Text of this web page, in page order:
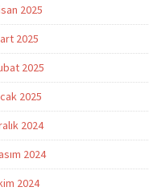
2025
2025
2025
2025
2024
2024
2024